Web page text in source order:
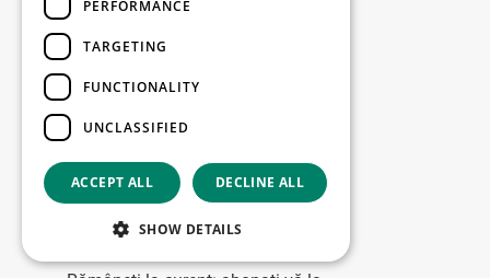
Disclaimer
Privacy policy
Cookie policy
Birourile noastre
Contact
Fii la curent
PERFORMANCE
TARGETING
FUNCTIONALITY
UNCLASSIFIED
ACCEPT ALL DECLINE ALL
SHOW DETAILS